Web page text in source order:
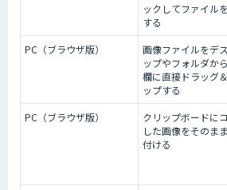
ックしてファイル
する
PC（ブラウザ版）
画像ファイルをデ
ップやフォルダか
欄に直接ドラッグ
ップする
PC（ブラウザ版）
クリップボードに
した画像をそのま
付ける